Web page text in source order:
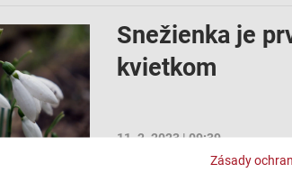
Zásady
Snežienka je
kvietkom
11. 2. 2023 | 09:39